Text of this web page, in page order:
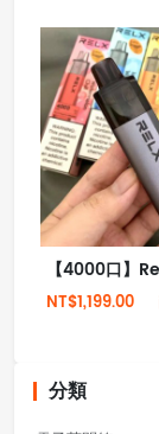
NT$1,199.00
分類